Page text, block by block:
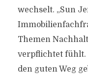
wechselt. „Sun
Themen
verpflichtet fühlt.
den guten Weg